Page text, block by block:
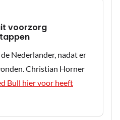
voorzorg
Nederlander, nadat er
Christian Horner
Bull hier voor heeft